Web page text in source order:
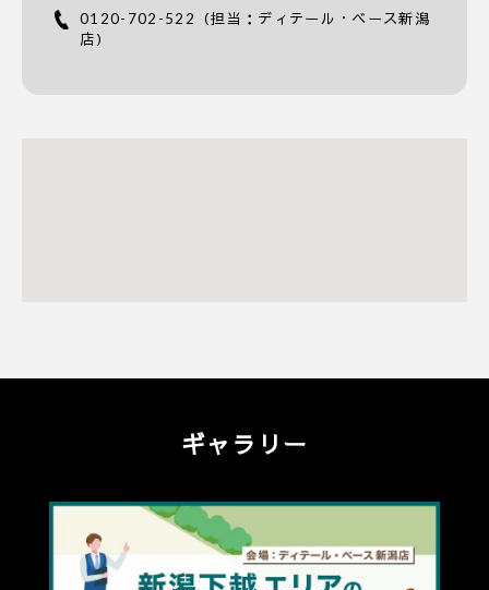
0120-702-522
（担当：ディテール・ベース新潟
店）
ギャラリー